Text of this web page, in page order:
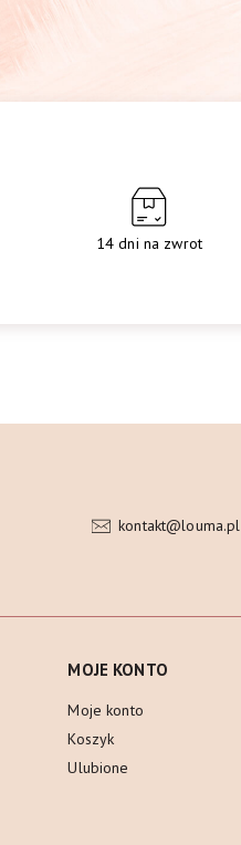
14 dni na zwrot
kontakt@louma.pl
MOJE KONTO
Moje konto
Koszyk
Ulubione